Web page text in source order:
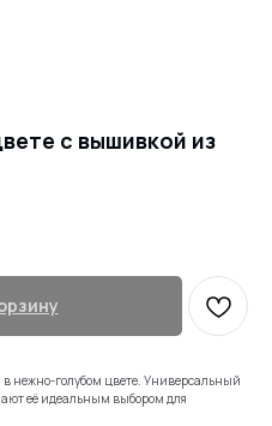
с вышивкой из
в нежно-голубом цвете. Универсальный
её идеальным выбором для